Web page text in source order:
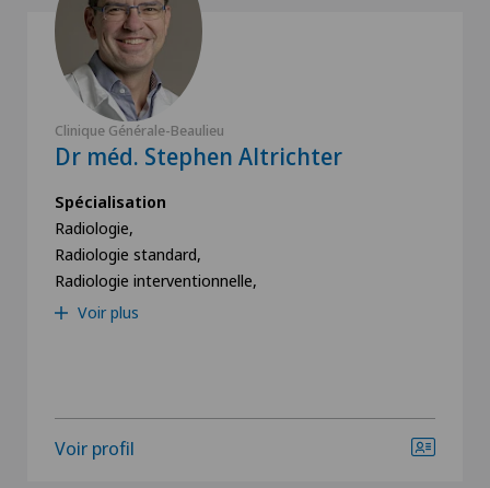
Clinique Générale-Beaulieu
Dr méd. Stephen Altrichter
Spécialisation
Radiologie,
Radiologie standard,
Radiologie interventionnelle,
Voir plus
Voir profil